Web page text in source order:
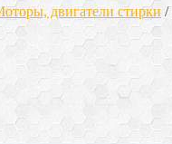
двигатели стирки /